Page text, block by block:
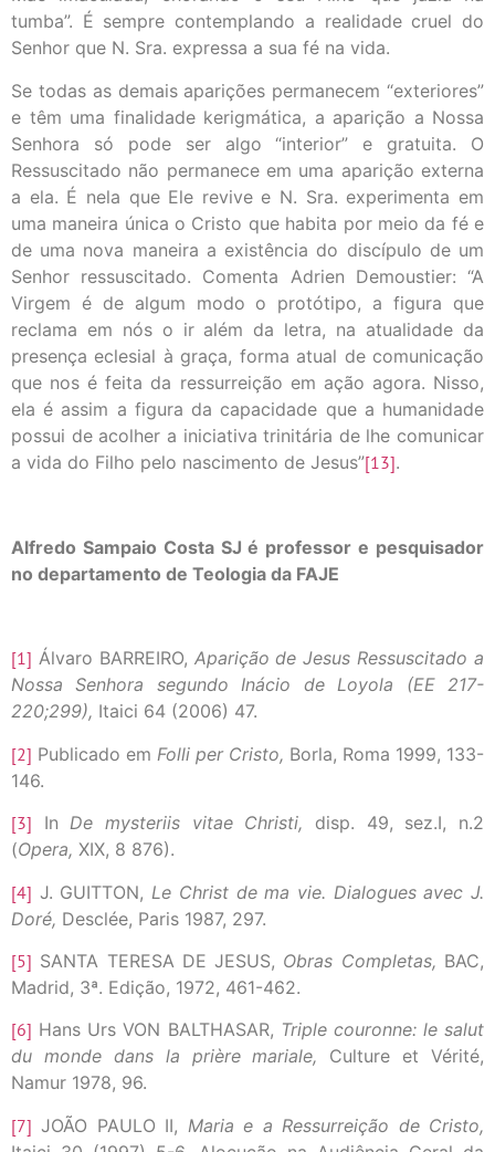
tumba”. É sempre contemplando a realidade cruel do
Senhor que N. Sra. expressa a sua fé na vida.
Se todas as demais aparições permanecem “exteriores”
e têm uma finalidade kerigmática, a aparição a Nossa
Senhora só pode ser algo “interior” e gratuita. O
Ressuscitado não permanece em uma aparição externa
a ela. É nela que Ele revive e N. Sra. experimenta em
uma maneira única o Cristo que habita por meio da fé e
de uma nova maneira a existência do discípulo de um
Senhor ressuscitado. Comenta Adrien Demoustier: “A
Virgem é de algum modo o protótipo, a figura que
reclama em nós o ir além da letra, na atualidade da
presença eclesial à graça, forma atual de comunicação
que nos é feita da ressurreição em ação agora. Nisso,
ela é assim a figura da capacidade que a humanidade
possui de acolher a iniciativa trinitária de lhe comunicar
a vida do Filho pelo nascimento de Jesus”[13].
Alfredo Sampaio Costa SJ é professor e pesquisador
no departamento de Teologia da FAJE
[1] Álvaro BARREIRO, Aparição de Jesus Ressuscitado a
Nossa Senhora segundo Inácio de Loyola (EE 217-
220;299), Itaici 64 (2006) 47.
[2] Publicado em Folli per Cristo, Borla, Roma 1999, 133-
146.
[3] InDe mysteriis vitae Christi, disp. 49, sez.I, n.2
(Opera, XIX, 8 876).
[4] J. GUITTON, Le Christ de ma vie. Dialogues avec J.
Doré, Desclée, Paris 1987, 297.
[5] SANTA TERESA DE JESUS, Obras Completas, BAC,
Madrid, 3ª. Edição, 1972, 461-462.
[6] Hans Urs VON BALTHASAR, Triple couronne: le salut
du monde dans la prière mariale, Culture et Vérité,
Namur 1978, 96.
[7] JOÃO PAULO II, Maria e a Ressurreição de Cristo,